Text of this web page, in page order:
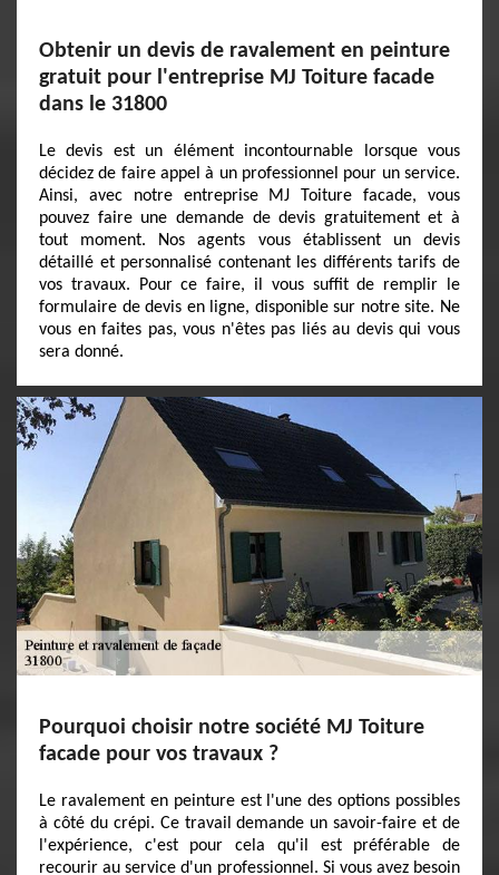
Obtenir un devis de ravalement en peinture
gratuit pour l'entreprise MJ Toiture facade
dans le 31800
Le devis est un élément incontournable lorsque vous
décidez de faire appel à un professionnel pour un service.
Ainsi, avec notre entreprise MJ Toiture facade, vous
pouvez faire une demande de devis gratuitement et à
tout moment. Nos agents vous établissent un devis
détaillé et personnalisé contenant les différents tarifs de
vos travaux. Pour ce faire, il vous suffit de remplir le
formulaire de devis en ligne, disponible sur notre site. Ne
vous en faites pas, vous n'êtes pas liés au devis qui vous
sera donné.
Pourquoi choisir notre société MJ Toiture
facade pour vos travaux ?
Le ravalement en peinture est l'une des options possibles
à côté du crépi. Ce travail demande un savoir-faire et de
l'expérience, c'est pour cela qu'il est préférable de
recourir au service d'un professionnel. Si vous avez besoin